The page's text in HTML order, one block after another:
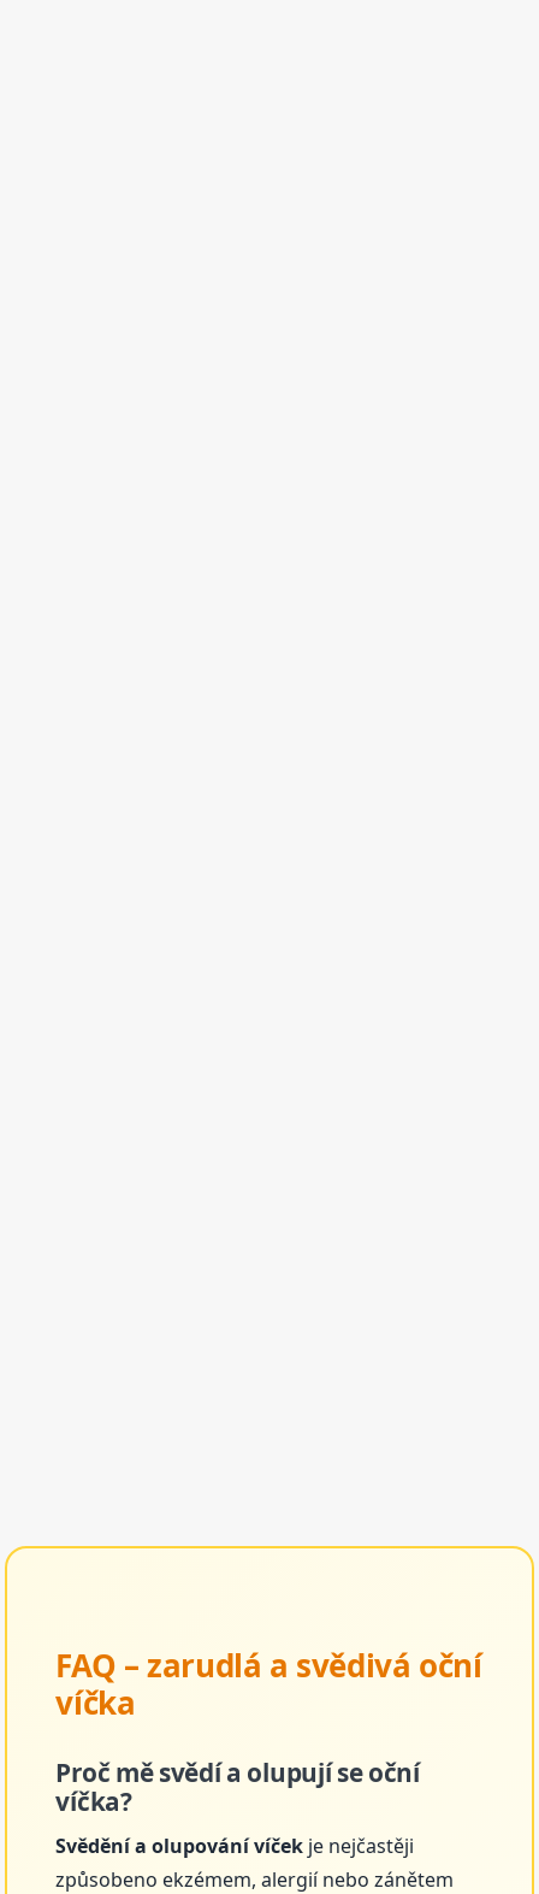
FAQ – zarudlá a svědivá oční
víčka
Proč mě svědí a olupují se oční
víčka?
Svědění a olupování víček je nejčastěji
způsobeno ekzémem, alergií nebo zánětem